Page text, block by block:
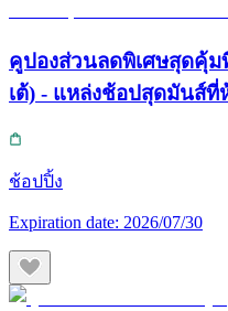
คูปองส่วนลดพิเศษสุดคุ้ม
เต้) - แหล่งช้อปสุดมันส์
ช้อปปิ้ง
Expiration date: 2026/07/30